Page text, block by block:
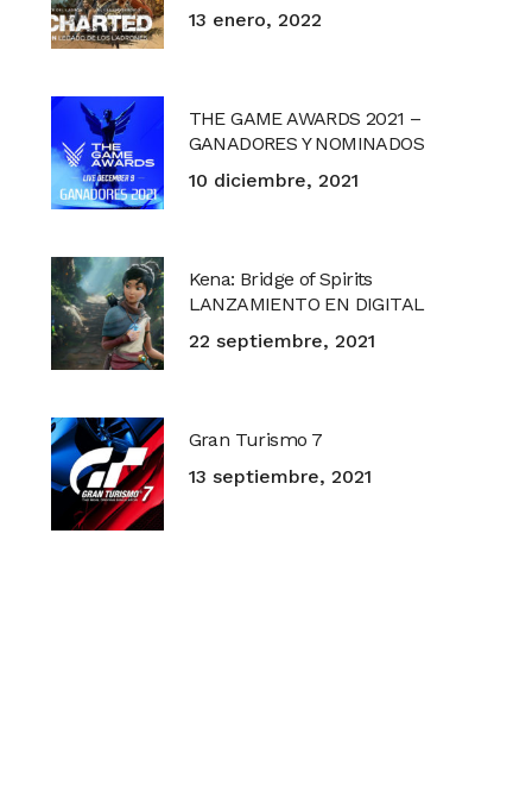
13 enero, 2022
THE GAME AWARDS 2021 –
GANADORES Y NOMINADOS
10 diciembre, 2021
Kena: Bridge of Spirits
LANZAMIENTO EN DIGITAL
22 septiembre, 2021
Gran Turismo 7
13 septiembre, 2021